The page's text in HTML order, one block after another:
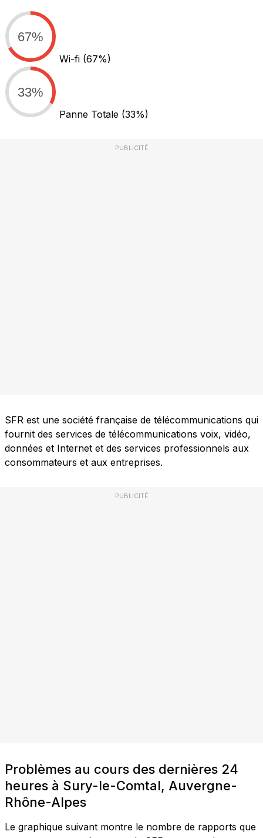
67%
Wi-fi (67%)
33%
Panne Totale (33%)
PUBLICITÉ
SFR est une société française de télécommunications qui
fournit des services de télécommunications voix, vidéo,
données et Internet et des services professionnels aux
consommateurs et aux entreprises.
PUBLICITÉ
Problèmes au cours des dernières 24
heures à Sury-le-Comtal, Auvergne-
Rhône-Alpes
Le graphique suivant montre le nombre de rapports que